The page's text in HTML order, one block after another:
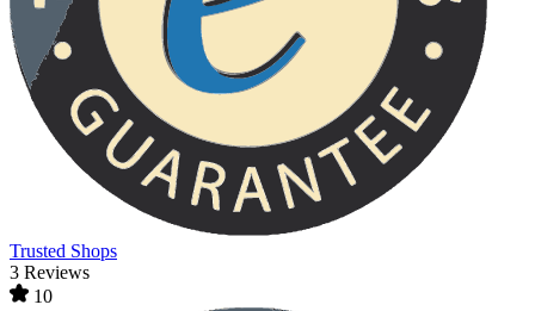
Trusted Shops
3 Reviews
10